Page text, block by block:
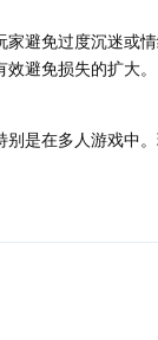
避免过度沉迷或
避免损失的扩大。
是在多人游戏中